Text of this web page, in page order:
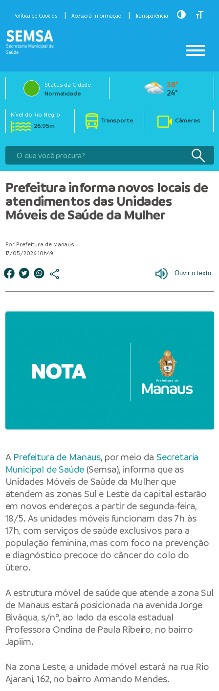
Política de Cookies Acesso à informação Transparência Toggle
Status da Cidade
Normalidade
38°
24°
Nível do Rio Negro
26.95m
Transporte Câmeras
Prefeitura informa novos locais de
atendimentos das Unidades
Móveis de Saúde da Mulher
Por Prefeitura de Manaus
17/05/2026 10h49
A Prefeitura de Manaus, por meio da Secretaria
Municipal de Saúde(Semsa), informa que as
Unidades Móveis de Saúde da Mulher que
atendem as zonas Sul e Leste da capital estarão
em novos endereços a partir de segunda-feira,
18/5. As unidades móveis funcionam das 7h às
17h, com serviços de saúde exclusivos para a
população feminina, mas com foco na prevenção
e diagnóstico precoce do câncer do colo do
útero.
A estrutura móvel de saúde que atende a zona Sul
de Manaus estará posicionada na avenida Jorge
Biváqua, s/nº, ao lado da escola estadual
Professora Ondina de Paula Ribeiro, no bairro
Japiim.
Na zona Leste, a unidade móvel estará na rua Rio
Ajarani, 162, no bairro Armando Mendes.